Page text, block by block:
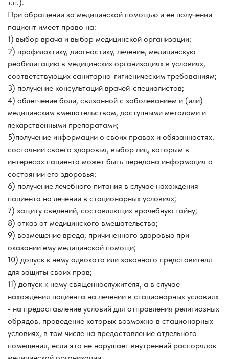
т.п.).
При обращении за медицинской помощью и ее получении
пациент имеет право на:
1) выбор врача и выбор медицинской организации;
2) профилактику, диагностику, лечение, медицинскую
реабилитацию в медицинских организациях в условиях,
соответствующих санитарно-гигиеническим требованиям;
3) получение консультаций врачей-специалистов;
4) облегчение боли, связанной с заболеванием и (или)
медицинским вмешательством, доступными методами и
лекарственными препаратами;
5)получение информации о своих правах и обязанностях,
состоянии своего здоровья, выбор лиц, которым в
интересах пациента может быть передана информация о
состоянии его здоровья;
6) получение лечебного питания в случае нахождения
пациента на лечении в стационарных условиях;
7) защиту сведений, составляющих врачебную тайну;
8) отказ от медицинского вмешательства;
9) возмещение вреда, причиненного здоровью при
оказании ему медицинской помощи;
10) допуск к нему адвоката или законного представителя
для защиты своих прав;
11) допуск к нему священнослужителя, а в случае
нахождения пациента на лечении в стационарных условиях
- на предоставление условий для отправления религиозных
обрядов, проведение которых возможно в стационарных
условиях, в том числе на предоставление отдельного
помещения, если это не нарушает внутренний распорядок